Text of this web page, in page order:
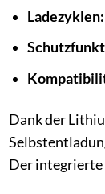
Ladezyklen:
Dank der
Der integrierte